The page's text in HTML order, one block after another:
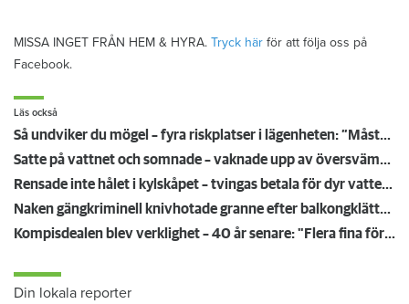
MISSA INGET FRÅN HEM & HYRA. Tryck här för att följa oss på
Facebook.
Läs också
Så undviker du mögel – fyra riskplatser i lägenheten: ”Måste städa bort”
Satte på vattnet och somnade – vaknade upp av översvämning hos grannen
Rensade inte hålet i kylskåpet – tvingas betala för dyr vattenskada
Naken gängkriminell knivhotade granne efter balkongklättring
Kompisdealen blev verklighet – 40 år senare: "Flera fina fördelar med att dela bostad"
Din lokala reporter